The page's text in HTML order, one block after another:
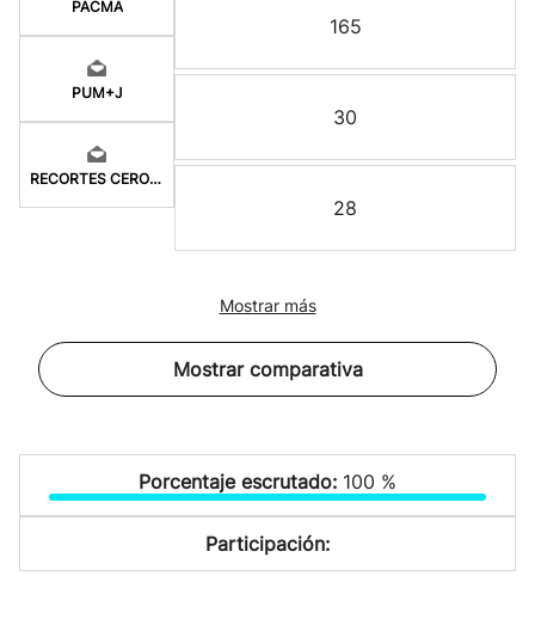
PACMA
PUM+J
RECORTES CERO-GV
165
30
28
Mostrar más
Mostrar comparativa
Porcentaje escrutado: 100 %
Participación: